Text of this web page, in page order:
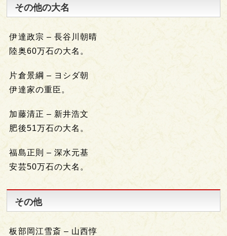
その他の大名
伊達政宗 – 長谷川朝晴
陸奥60万石の大名。
片倉景綱 – ヨシダ朝
伊達家の重臣。
加藤清正 – 新井浩文
肥後51万石の大名。
福島正則 – 深水元基
安芸50万石の大名。
その他
板部岡江雪斎 – 山西惇